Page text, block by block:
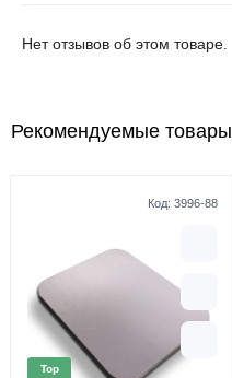
Нет отзывов об этом товаре.
Рекомендуемые товары
Код: 3996-88
Top